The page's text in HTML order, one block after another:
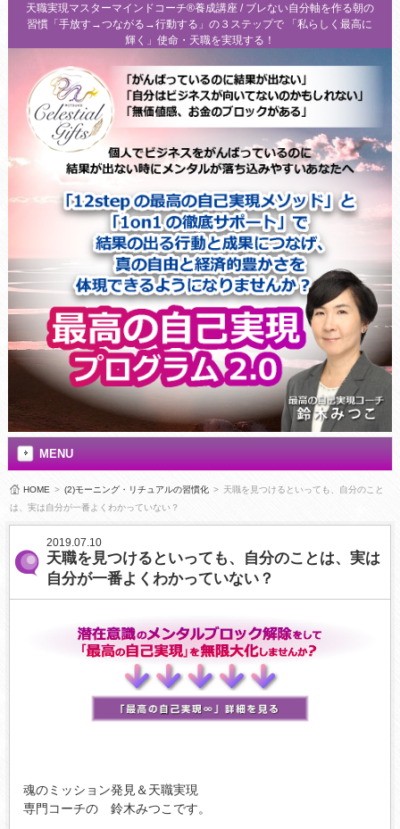
天職実現マスターマインドコーチ®養成講座 / ブレない自分軸を作る朝の
習慣「手放す→つながる→行動する」の３ステップで 「私らしく最高に
輝く」使命・天職を実現する！
MENU
HOME > (2)モーニング・リチュアルの習慣化 > 天職を見つけるといっても、自分のこと
は、実は自分が一番よくわかっていない？
2019.07.10
天職を見つけるといっても、自分のことは、実は
自分が一番よくわかっていない？
魂のミッション発見＆天職実現
専門コーチの 鈴木みつこです。